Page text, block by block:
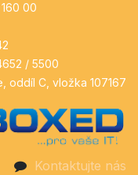
00
/ 5500
oddíl C, vložka 107167
Kontaktujte nás